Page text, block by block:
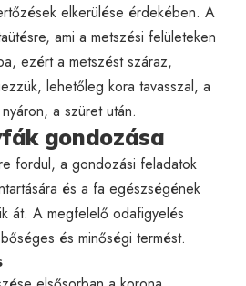
elkerülése érdekében. A
ami a metszési felületeken
ezért a metszést száraz,
lehetőleg kora tavasszal, a
a szüret után.
gondozása
fordul, a gondozási feladatok
és a fa egészségének
át. A megfelelő odafigyelés
és minőségi termést.